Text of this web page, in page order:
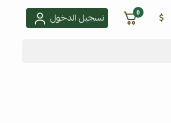
$
0 تسجيل الدخول